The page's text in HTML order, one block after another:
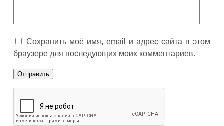
Сохранить моё имя, email и адрес сайта в этом
браузере для последующих моих комментариев.